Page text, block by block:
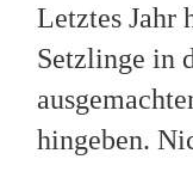
Letztes Jahr
Setzlinge in
hingeben.